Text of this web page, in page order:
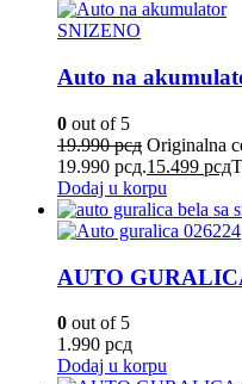
SNIZENO
Auto na
0 out of 5
19.990рсд Originalna
19.990 рсд.15.499 рсд
Dodaj u korpu
AUTO
0 out of 5
1.990 рсд
Dodaj u korpu